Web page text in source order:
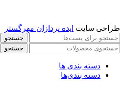
طراحی سایت ایده پردازان مهرگستر
جستجو
جستجو
دسته بندی ها
دسته بندی‌ها